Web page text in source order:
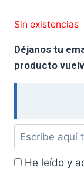
era:
Sin existencias
Déjanos tu
producto
Déjanos
tu
emailHe leído y